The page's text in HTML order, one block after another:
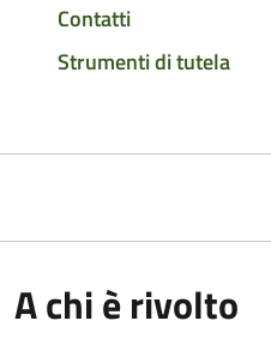
Contatti
Strumenti di tutela
A chi è rivolto